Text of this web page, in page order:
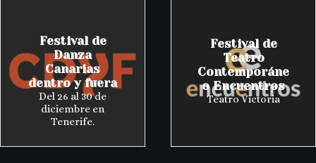
Festival de
Danza
Canarias
dentro y fuera
Del 26 al 30 de
diciembre en
Tenerife.
Festival de
Teatro
Contemporáne
o Encuentros
Teatro Victoria